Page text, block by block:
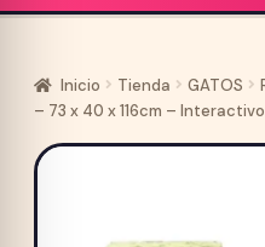
Inicio Tienda GATOS
– 73 x 40 x 116cm –